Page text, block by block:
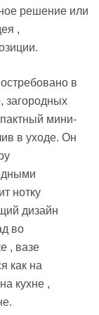
решение или
,
в
загородных
мини-
в уходе. Он
нотку
дизайн
во
, вазе
как на
кухне ,